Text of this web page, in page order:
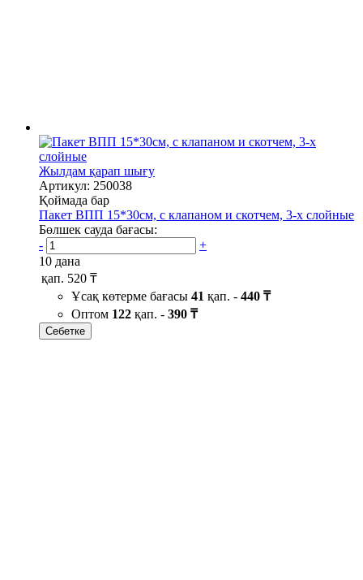
Жылдам қарап шығу
Артикул: 250038
Қоймада бар
Пакет ВПП 15*30см, с клапаном и скотчем, 3-х слойные
Бөлшек сауда бағасы:
-
+
10 дана
қап. 520 ₸
Ұсақ көтерме бағасы 41 қап. - 440 ₸
Оптом 122 қап. - 390 ₸
Себетке